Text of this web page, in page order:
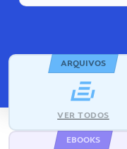
ARQUIVOS
VER TODOS
EBOOKS